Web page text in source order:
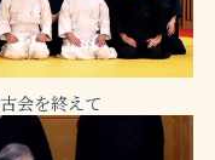
会を終えて